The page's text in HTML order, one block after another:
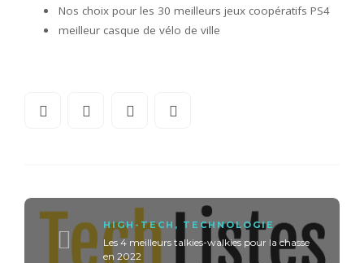
Nos choix pour les 30 meilleurs jeux coopératifs PS4
meilleur casque de vélo de ville
HIGH-TECH , TECHNOLOGIE
Les 4 meilleurs talkies-walkies pour la chasse
en 2022